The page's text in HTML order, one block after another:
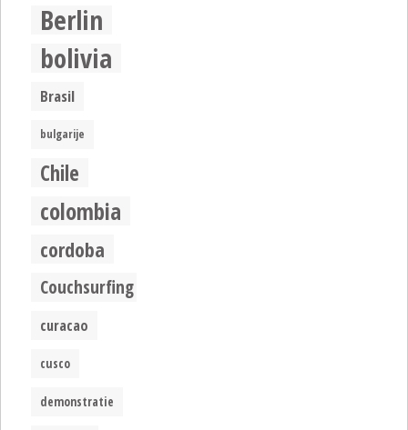
Berlin
bolivia
Brasil
bulgarije
Chile
colombia
cordoba
Couchsurfing
curacao
cusco
demonstratie